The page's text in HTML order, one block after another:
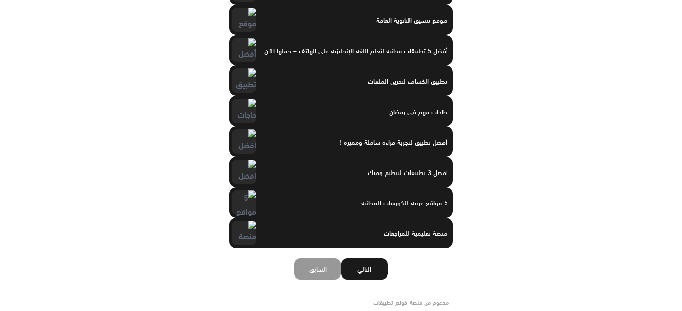
موقع تنسيق الثانوية العامة
أفضل 5 تطبيقات مجانية لتعلم اللغة الإنجليزية على الهاتف – حملها الآن
تطبيق الكشاف لتخزين الملفات
حاجات مهم في رمضان
أفضل تطبيق لتجربة قراءة شاملة ومميزة !
افضل 3 تطبيقات لتنظيم وقتك
5 مواقع عربية للكورسات المجانية
منصة تعليمية للمراجعات
السابق التالي
مدعوم من منصة فولدر تطبيقات